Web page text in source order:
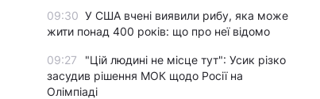
09:30 У США вчені виявили рибу, яка може
жити понад 400 років: що про неї відомо
09:27
"Цій людині не місце тут": Усик різко
засудив рішення МОК щодо Росії на
Олімпіаді